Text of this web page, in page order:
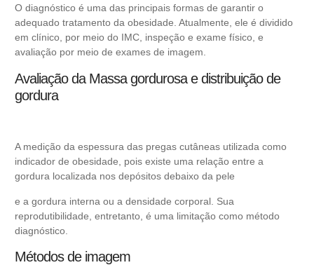
O diagnóstico é uma das principais formas de garantir o
adequado tratamento da obesidade. Atualmente, ele é dividido
em clínico, por meio do IMC, inspeção e exame físico, e
avaliação por meio de exames de imagem.
Avaliação da Massa gordurosa e distribuição de
gordura
A medição da espessura das pregas cutâneas utilizada como
indicador de obesidade, pois existe uma relação entre a
gordura localizada nos depósitos debaixo da pele
e a gordura interna ou a densidade corporal. Sua
reprodutibilidade, entretanto, é uma limitação como método
diagnóstico.
Métodos de imagem